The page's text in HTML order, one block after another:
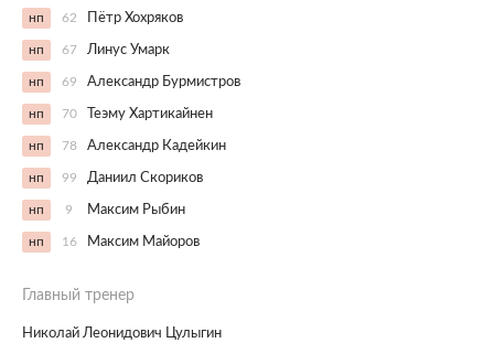
нп 62 Пётр Хохряков
нп 67 Линус Умарк
нп 69 Александр Бурмистров
нп 70 Теэму Хартикайнен
нп 78 Александр Кадейкин
нп 99 Даниил Скориков
нп 9 Максим Рыбин
нп 16 Максим Майоров
Главный тренер
Николай Леонидович Цулыгин